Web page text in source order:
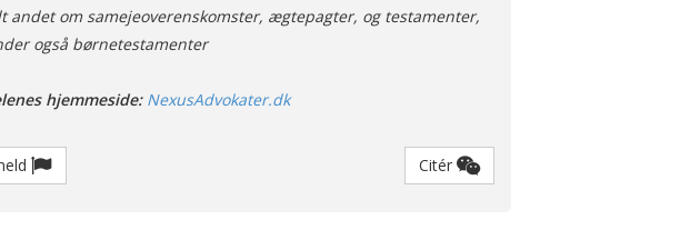
andet om samejeoverenskomster, ægtepagter, og testamenter,
også børnetestamenter
hjemmeside: NexusAdvokater.dk
Citér